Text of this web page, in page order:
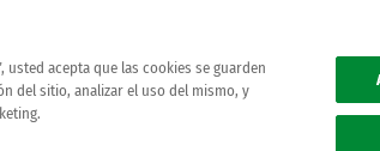
usted acepta que las cookies se guarden
del sitio, analizar el uso del mismo, y